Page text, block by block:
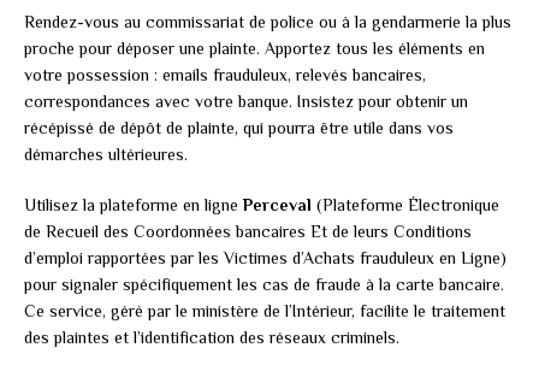
Rendez-vous au commissariat de police ou à la gendarmerie la plus
proche pour déposer une plainte. Apportez tous les éléments en
votre possession : emails frauduleux, relevés bancaires,
correspondances avec votre banque. Insistez pour obtenir un
récépissé de dépôt de plainte, qui pourra être utile dans vos
démarches ultérieures.
Utilisez la plateforme en lignePerceval (Plateforme Électronique
de Recueil des Coordonnées bancaires Et de leurs Conditions
d’emploi rapportées par les Victimes d’Achats frauduleux en Ligne)
pour signaler spécifiquement les cas de fraude à la carte bancaire.
Ce service, géré par le ministère de l’Intérieur, facilite le traitement
des plaintes et l’identification des réseaux criminels.